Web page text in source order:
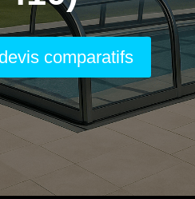
comparatifs